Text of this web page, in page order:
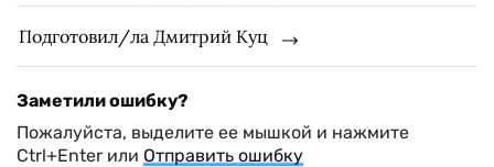
Подготовил/ла Дмитрий Куц
Заметили ошибку?
Пожалуйста, выделите ее мышкой и нажмите
Ctrl+Enter или Отправить ошибку